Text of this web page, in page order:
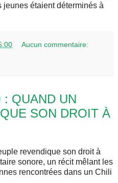
étaient déterminés à
Aucun commentaire:
: QUAND UN
SON DROIT À
revendique son droit à
sonore, un récit mêlant les
rencontrées dans un Chili